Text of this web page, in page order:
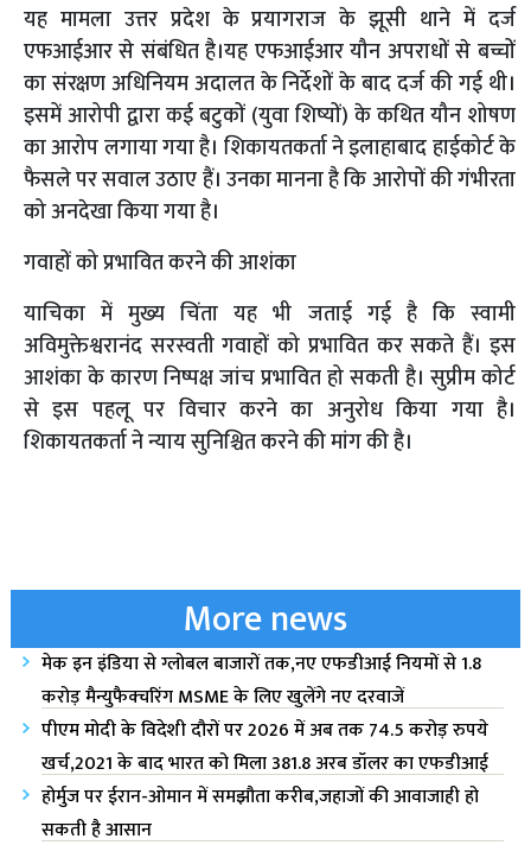
यह मामला उत्तर प्रदेश के प्रयागराज के झूसी थाने में दर्ज
एफआईआर से संबंधित है।यह एफ‌आईआर यौन अपराधों से बच्चों
का संरक्षण अधिनियम अदालत के निर्देशों के बाद दर्ज की गई थी।
इसमें आरोपी द्वारा कई बटुकों (युवा शिष्यों) के कथित यौन शोषण
का आरोप लगाया गया है। शिकायतकर्ता ने इलाहाबाद हाईकोर्ट के
फैसले पर सवाल उठाए हैं। उनका मानना है कि आरोपों की गंभीरता
को अनदेखा किया गया है।
गवाहों को प्रभावित करने की आशंका
याचिका में मुख्य चिंता यह भी जताई गई है कि स्वामी
अविमुक्तेश्वरानंद सरस्वती गवाहों को प्रभावित कर सकते हैं। इस
आशंका के कारण निष्पक्ष जांच प्रभावित हो सकती है। सुप्रीम कोर्ट
से इस पहलू पर विचार करने का अनुरोध किया गया है।
शिकायतकर्ता ने न्याय सुनिश्चित करने की मांग की है।
More news
मेक इन इंडिया से ग्लोबल बाजारों तक,नए एफडीआई नियमों से 1.8
करोड़ मैन्युफैक्चरिंग MSME के लिए खुलेंगे नए दरवाजें
पीएम मोदी के विदेशी दौरों पर 2026 में अब तक 74.5 करोड़ रुपये
खर्च,2021 के बाद भारत को मिला 381.8 अरब डॉलर का एफडीआई
होर्मुज पर ईरान-ओमान में समझौता करीब,जहाजों की आवाजाही हो
सकती है आसान